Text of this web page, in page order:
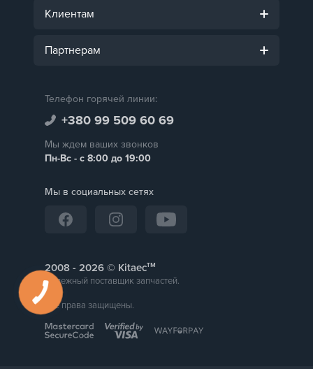
Клиентам
Партнерам
Телефон горячей линии:
+380 99 509 60 69
Мы ждем ваших звонков
Пн-Вс - с 8:00 до 19:00
Мы в социальных сетях
2008 - © Kitaecтм
Надежный поставщик запчастей.
Все права защищены.